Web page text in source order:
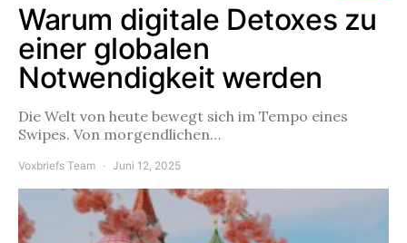
Warum digitale Detoxes zu
einer globalen
Notwendigkeit werden
Die Welt von heute bewegt sich im Tempo eines
Swipes. Von morgendlichen…
Voxbriefs Team Juni 12, 2025